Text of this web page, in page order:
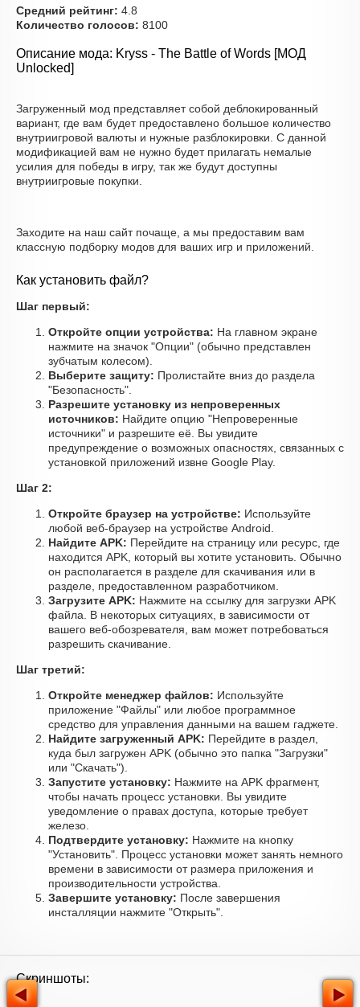
Средний рейтинг: 4.8
Количество голосов: 8100
Описание мода: Kryss - The Battle of Words [МОД
Unlocked]
Загруженный мод представляет собой деблокированный
вариант, где вам будет предоставлено большое количество
внутриигровой валюты и нужные разблокировки. С данной
модификацией вам не нужно будет прилагать немалые
усилия для победы в игру, так же будут доступны
внутриигровые покупки.
Заходите на наш сайт почаще, а мы предоставим вам
классную подборку модов для ваших игр и приложений.
Как установить файл?
Шаг первый:
Откройте опции устройства: На главном экране
нажмите на значок "Опции" (обычно представлен
зубчатым колесом).
Выберите защиту: Пролистайте вниз до раздела
"Безопасность".
Разрешите установку из непроверенных
источников: Найдите опцию "Непроверенные
источники" и разрешите её. Вы увидите
предупреждение о возможных опасностях, связанных с
установкой приложений извне Google Play.
Шаг 2:
Откройте браузер на устройстве: Используйте
любой веб-браузер на устройстве Android.
Найдите APK: Перейдите на страницу или ресурс, где
находится APK, который вы хотите установить. Обычно
он располагается в разделе для скачивания или в
разделе, предоставленном разработчиком.
Загрузите APK: Нажмите на ссылку для загрузки APK
файла. В некоторых ситуациях, в зависимости от
вашего веб-обозревателя, вам может потребоваться
разрешить скачивание.
Шаг третий:
Откройте менеджер файлов: Используйте
приложение "Файлы" или любое программное
средство для управления данными на вашем гаджете.
Найдите загруженный APK: Перейдите в раздел,
куда был загружен APK (обычно это папка "Загрузки"
или "Скачать").
Запустите установку: Нажмите на APK фрагмент,
чтобы начать процесс установки. Вы увидите
уведомление о правах доступа, которые требует
железо.
Подтвердите установку: Нажмите на кнопку
"Установить". Процесс установки может занять немного
времени в зависимости от размера приложения и
производительности устройства.
Завершите установку: После завершения
инсталляции нажмите "Открыть".
Скриншоты: